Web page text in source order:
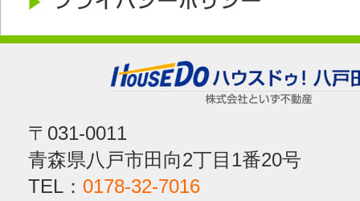
〒031-0011
青森県八戸市田向2丁目1番20号
TEL： 0178-32-7016